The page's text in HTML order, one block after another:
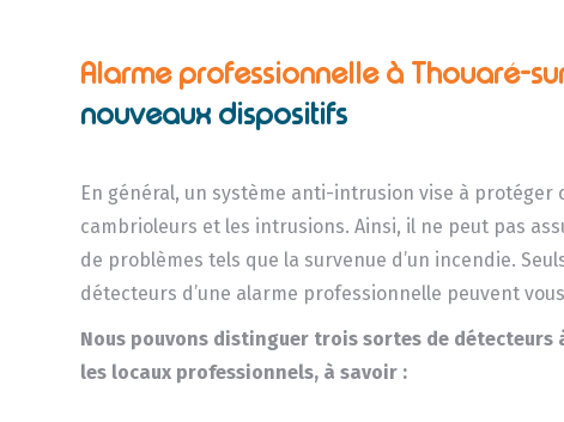
Alarme professionnelle à Thouaré-
nouveaux dispositifs
En général, un système anti-intrusion vise à protéger
cambrioleurs et les intrusions. Ainsi, il ne peut pas
de problèmes tels que la survenue d’un incendie.
détecteurs d’une alarme professionnelle peuvent
Nous pouvons distinguer trois sortes de détecteurs
les locaux professionnels, à savoir :